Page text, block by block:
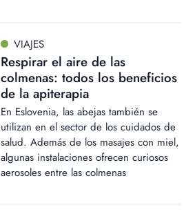
VIAJES
Respirar el aire de las
colmenas: todos los beneficios
de la apiterapia
En Eslovenia, las abejas también se
utilizan en el sector de los cuidados de
salud. Además de los masajes con miel,
algunas instalaciones ofrecen curiosos
aerosoles entre las colmenas